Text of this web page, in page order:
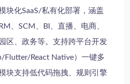
模块化SaaS/私有化部署，涵盖
、SCM、BI、直播、电商、
区、政务等。支持跨平台开发
Flutter/React Native）一键多
块支持低代码拖拽、规则引擎